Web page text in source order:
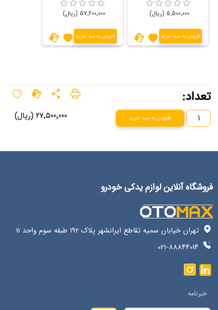
5٬500٬000 (ریال)
افزودن به سبد خرید
57٬200٬000 (ریال)
افزودن به سبد خرید
27٬500٬000 (ریال)
تعداد:
افزودن به سبد خرید
فروشگاه آنلاین لوازم یدکی خودرو
تهران خیابان سمیه تقاطع ایرانشهر پلاک 192 طبقه سوم واحد 11
021-88844014
خبرنامه